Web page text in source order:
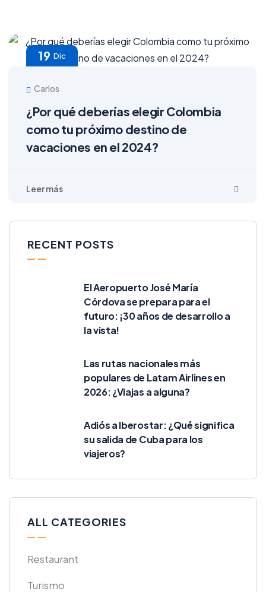
19 Dic
Carlos
¿Por qué deberías elegir Colombia
como tu próximo destino de
vacaciones en el 2024?
RECENT POSTS
El Aeropuerto José María
Córdova se prepara para el
futuro: ¡30 años de desarrollo a
la vista!
Las rutas nacionales más
populares de Latam Airlines en
2026: ¿Viajas a alguna?
Adiós a Iberostar: ¿Qué significa
su salida de Cuba para los
viajeros?
ALL CATEGORIES
Restaurant
Turismo